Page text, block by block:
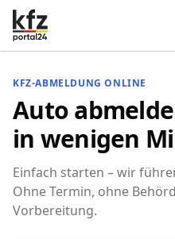
KFZ-ABMELDUNG ONLINE
Auto
in wenigen
Einfach starten – wir
Ohne Termin, ohne
Vorbereitung.